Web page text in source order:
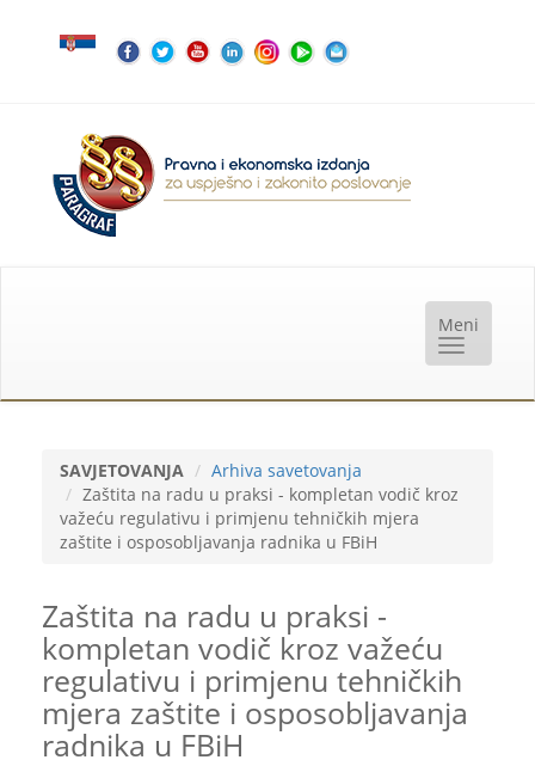
SAVJETOVANJA
Arhiva savetovanja
Zaštita na radu u praksi - kompletan vodič kroz
važeću regulativu i primjenu tehničkih mjera
zaštite i osposobljavanja radnika u FBiH
Zaštita na radu u praksi -
kompletan vodič kroz važeću
regulativu i primjenu tehničkih
mjera zaštite i osposobljavanja
radnika u FBiH